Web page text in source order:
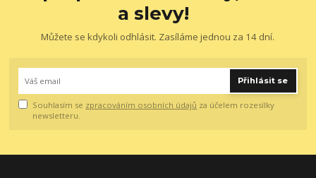
a slevy!
Můžete se kdykoli odhlásit. Zasíláme jednou za 14 dní.
Přihlásit se
Souhlasím se zpracováním osobních údajů za účelem rozesílky
newsletteru.